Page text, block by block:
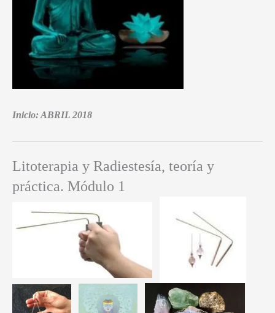
Inicio: ABRIL 2018
Litoterapia y Radiestesía, teoría y
práctica. Módulo 1